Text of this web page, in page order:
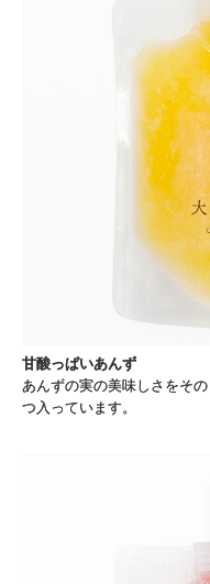
甘酸っぱいあんず
あんずの実の美味しさをそ
つ入っています。